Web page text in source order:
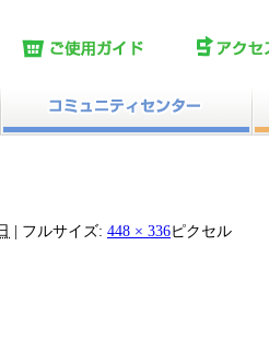
フルサイズ: 448 × 336ピクセル